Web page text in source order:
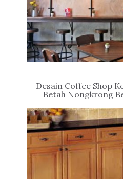
Desain Coffee Shop
Betah Nongkrong